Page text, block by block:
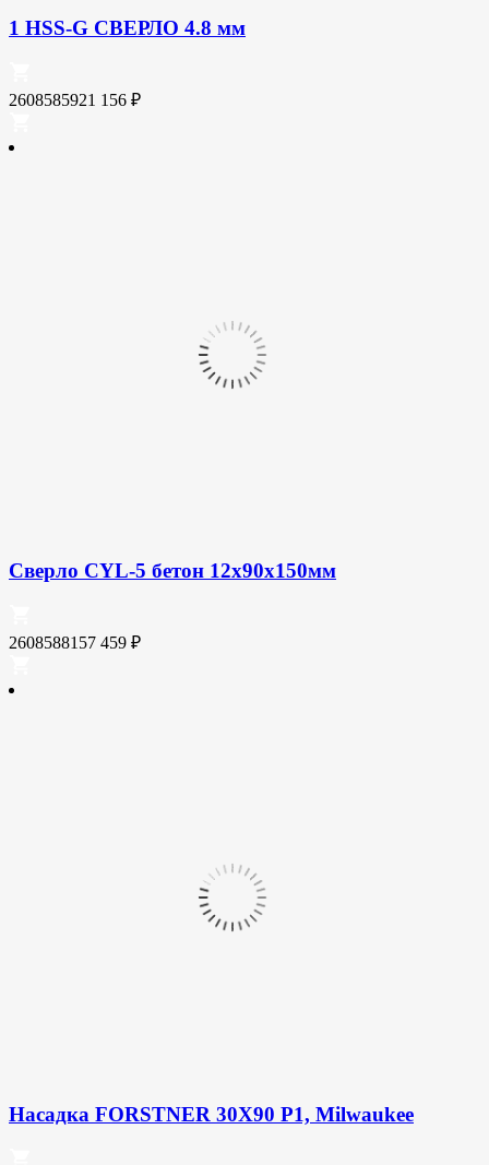
1 HSS-G СВЕРЛО 4.8 мм
2608585921 156 ₽
Сверло CYL-5 бетон 12x90x150мм
2608588157 459 ₽
Насадка FORSTNER 30X90 P1, Milwaukee